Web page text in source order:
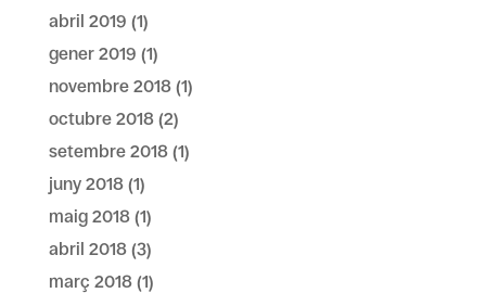
abril 2019 (1)
gener 2019 (1)
novembre 2018(1)
octubre 2018(2)
setembre 2018(1)
juny 2018(1)
maig 2018(1)
abril 2018(3)
març 2018(1)